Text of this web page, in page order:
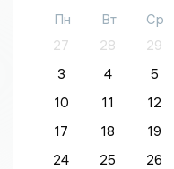
Пн Вт Ср
27
28 29
3
4 5
10
11 12
17
18 19
24
25 26